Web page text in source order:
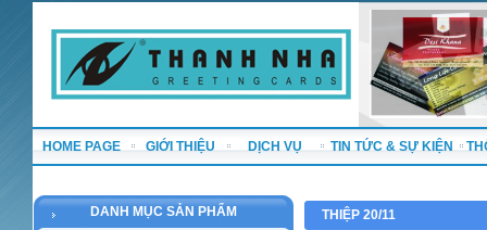
HOME PAGE GIỚI THIỆU DỊCH VỤ TIN TỨC & SỰ KIỆN
DANH MỤC SẢN PHẨM THIỆP 20/11